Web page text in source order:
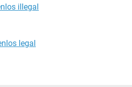
illegal
legal